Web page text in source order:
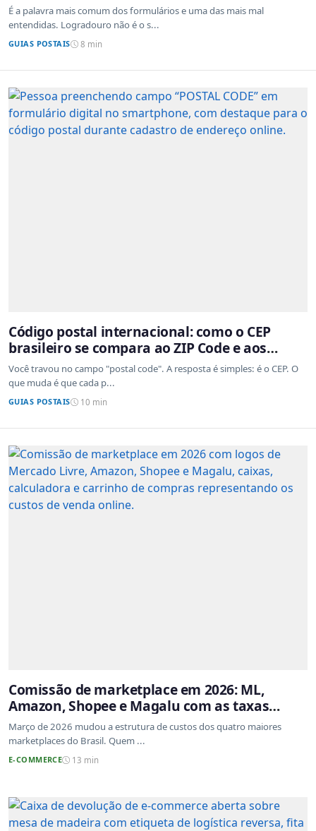
É a palavra mais comum dos formulários e uma das mais mal
entendidas. Logradouro não é o s...
GUIAS POSTAIS 8 min
Código postal internacional: como o CEP
brasileiro se compara ao ZIP Code e aos
sistemas de outros países
Você travou no campo "postal code". A resposta é simples: é o CEP. O
que muda é que cada p...
GUIAS POSTAIS 10 min
Comissão de marketplace em 2026: ML,
Amazon, Shopee e Magalu com as taxas
atualizadas
Março de 2026 mudou a estrutura de custos dos quatro maiores
marketplaces do Brasil. Quem ...
E-COMMERCE 13 min